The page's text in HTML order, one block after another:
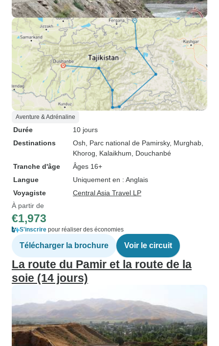
Aventure & Adrénaline
Durée
10 jours
Destinations
Osh , Parc national de Pamirsky, Murghab
Khorog , Kalaikhum , Douchanbé
Tranche d'âge
Âges 16+
Langue
Uniquement en : Anglais
Voyagiste
Central Asia Travel LP
À partir de
€1,973
S'inscrire pour réaliser des économies
Télécharger la brochure Voir le circuit
La route du Pamir et la route de la
soie (14 jours)